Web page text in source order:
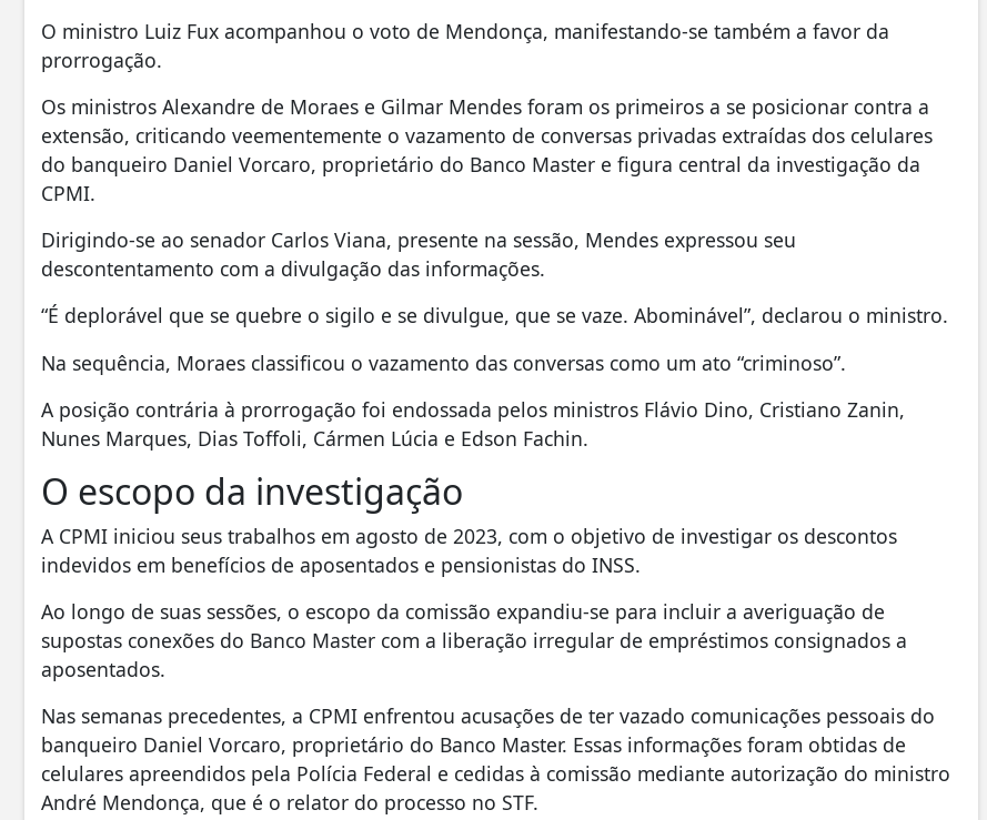
O ministro Luiz Fux acompanhou o voto de Mendonça, manifestando-se também a favor da
prorrogação.
Os ministros Alexandre de Moraes e Gilmar Mendes foram os primeiros a se posicionar contra a
extensão, criticando veementemente o vazamento de conversas privadas extraídas dos celulares
do banqueiro Daniel Vorcaro, proprietário do Banco Master e figura central da investigação da
CPMI.
Dirigindo-se ao senador Carlos Viana, presente na sessão, Mendes expressou seu
descontentamento com a divulgação das informações.
“É deplorável que se quebre o sigilo e se divulgue, que se vaze. Abominável”, declarou o ministro.
Na sequência, Moraes classificou o vazamento das conversas como um ato “criminoso”.
A posição contrária à prorrogação foi endossada pelos ministros Flávio Dino, Cristiano Zanin,
Nunes Marques, Dias Toffoli, Cármen Lúcia e Edson Fachin.
O escopo da investigação
A CPMI iniciou seus trabalhos em agosto de 2023, com o objetivo de investigar os descontos
indevidos em benefícios de aposentados e pensionistas do INSS.
Ao longo de suas sessões, o escopo da comissão expandiu-se para incluir a averiguação de
supostas conexões do Banco Master com a liberação irregular de empréstimos consignados a
aposentados.
Nas semanas precedentes, a CPMI enfrentou acusações de ter vazado comunicações pessoais do
banqueiro Daniel Vorcaro, proprietário do Banco Master. Essas informações foram obtidas de
celulares apreendidos pela Polícia Federal e cedidas à comissão mediante autorização do ministro
André Mendonça, que é o relator do processo no STF.